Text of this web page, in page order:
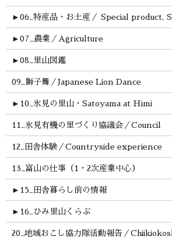
► 06_特産品・お土産／ Special product,
► 07_農業／Agriculture
► 08_里山図鑑
09_獅子舞／Japanese Lion Dance
► 10_氷見の里山・Satoyama at Himi
11_氷見有機の里づくり協議会／Council
12_田舎体験／Countryside experience
13_富山の仕事（1・2次産業中心）
► 15_田舎暮らし前の情報
► 16_ひみ里山くらぶ
20_地域おこし協力隊活動報告／